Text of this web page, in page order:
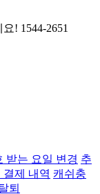
받는 요일 변경 추
결제 내역 캐쉬충
퇴